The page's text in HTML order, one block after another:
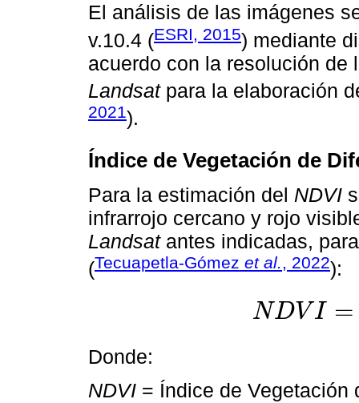
El análisis de las imágenes
v.10.4 (ESRI, 2015) mediante
acuerdo con la resolución de
Landsatpara la elaboración
2021).
Índice de Vegetación de
Para la estimación del NDVI
infrarrojo cercano y rojo
Landsatantes indicadas,
(Tecuapetla-Gómez et al., 2022):
NDVI =
N DVI= (NIR -R D)(N
Donde:
NDVI = Índice de Vegetación